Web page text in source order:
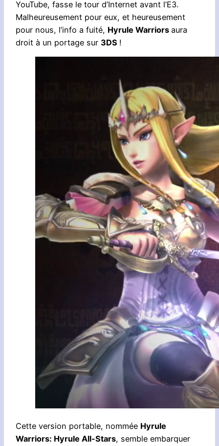
YouTube, fasse le tour d’Internet avant l’E3.
Malheureusement pour eux, et heureusement
pour nous, l’info a fuité, Hyrule Warriors aura
droit à un portage sur 3DS !
Cette version portable, nommée Hyrule
Warriors: Hyrule All-Stars, semble embarquer